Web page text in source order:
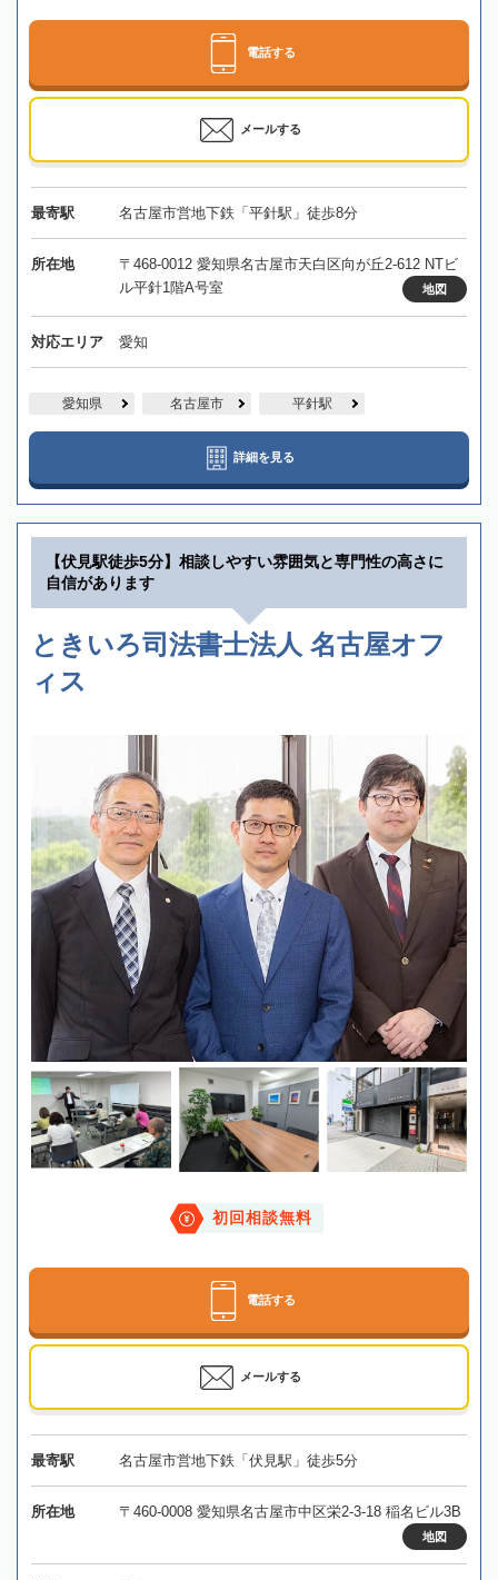
電話する
メールする
最寄駅 名古屋市営地下鉄「平針駅」徒歩8分
所在地
〒468-0012 愛知県名古屋市天白区向が丘2-612 NTビ
ル平針1階A号室
地図
対応エリア 愛知
愛知県 名古屋市 平針駅
詳細を見る
【伏見駅徒歩5分】相談しやすい雰囲気と専門性の高さに
自信があります
ときいろ司法書士法人 名古屋オフ
ィス
初回相談無料
電話する
メールする
最寄駅 名古屋市営地下鉄「伏見駅」徒歩5分
所在地 〒460-0008 愛知県名古屋市中区栄2-3-18 稲名ビル3B
地図